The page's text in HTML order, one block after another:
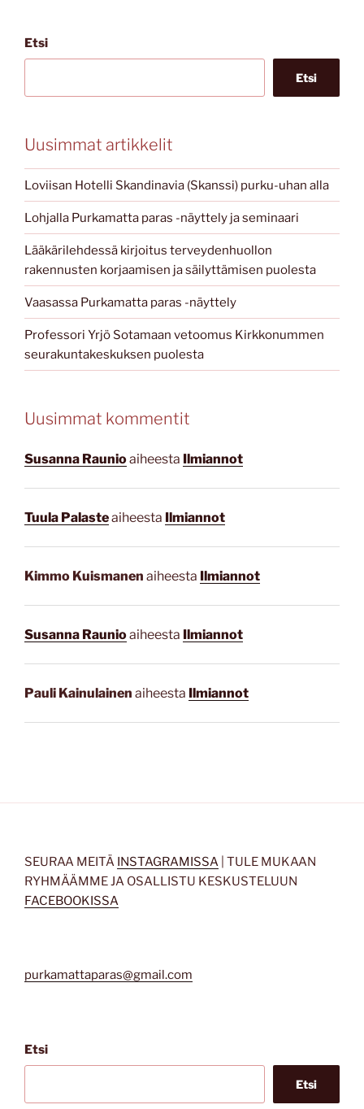
Etsi
Etsi
Uusimmat artikkelit
Loviisan Hotelli Skandinavia (Skanssi) purku-uhan alla
Lohjalla Purkamatta paras -näyttely ja seminaari
Lääkärilehdessä kirjoitus terveydenhuollon
rakennusten korjaamisen ja säilyttämisen puolesta
Vaasassa Purkamatta paras -näyttely
Professori Yrjö Sotamaan vetoomus Kirkkonummen
seurakuntakeskuksen puolesta
Uusimmat kommentit
Susanna Raunioaiheesta Ilmiannot
Tuula Palasteaiheesta Ilmiannot
Kimmo Kuismanen aiheesta Ilmiannot
Susanna Raunioaiheesta Ilmiannot
Pauli Kainulainen aiheesta Ilmiannot
SEURAA MEITÄ INSTAGRAMISSA | TULE MUKAAN
RYHMÄÄMME JA OSALLISTU KESKUSTELUUN
FACEBOOKISSA
purkamattaparas@gmail.com
Etsi
Etsi